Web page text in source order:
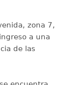
zona 7,
a una
de las